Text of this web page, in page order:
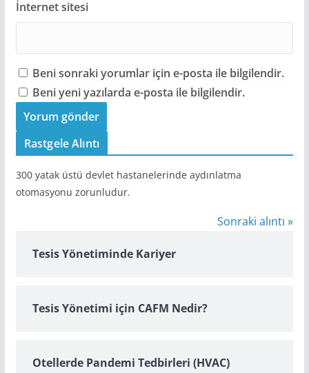
İnternet sitesi
Beni sonraki yorumlar için e-posta ile bilgilendir.
Beni yeni yazılarda e-posta ile bilgilendir.
Rastgele Alıntı
300 yatak üstü devlet hastanelerinde aydınlatma
otomasyonu zorunludur.
Sonraki alıntı »
Tesis Yönetiminde Kariyer
Tesis Yönetimi için CAFM Nedir?
Otellerde Pandemi Tedbirleri (HVAC)